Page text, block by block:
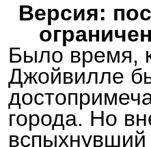
Версия:
Было время,
Джойвилле
города. Но